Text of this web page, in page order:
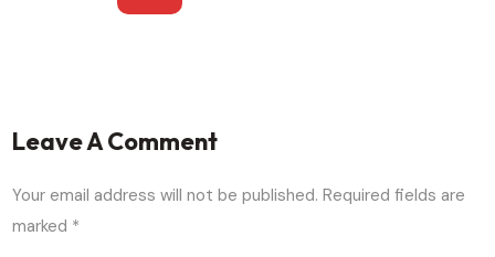
Leave A Comment
Your email address will not be published. Required fields are
marked *